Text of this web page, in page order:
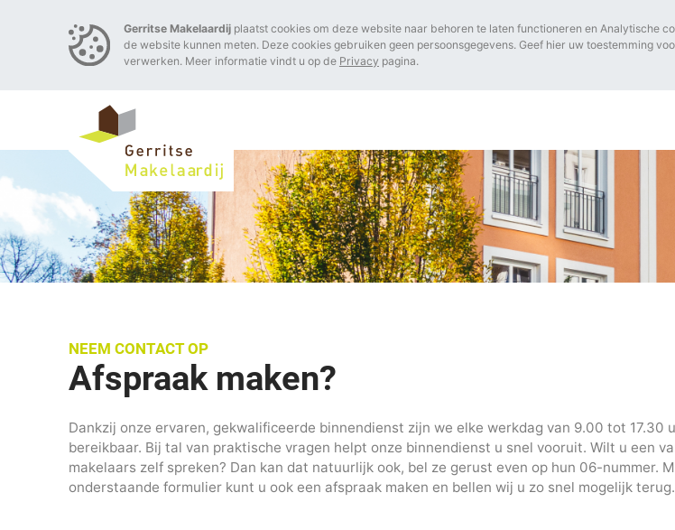
Gerritse Makelaardijplaatst cookies om deze website naar behoren te laten functioneren en Analytische
de website kunnen meten. Deze cookies gebruiken geen persoonsgegevens. Geef hier uw toestemming
verwerken. Meer informatie vindt u op de Privacy pagina.
NEEM CONTACT OP
Afspraak maken?
Dankzij onze ervaren, gekwalificeerde binnendienst zijn we elke werkdag van 9.00 tot 17.30
bereikbaar. Bij tal van praktische vragen helpt onze binnendienst u snel vooruit. Wilt u een
makelaars zelf spreken? Dan kan dat natuurlijk ook, bel ze gerust even op hun 06-nummer.
onderstaande formulier kunt u ook een afspraak maken en bellen wij u zo snel mogelijk terug.